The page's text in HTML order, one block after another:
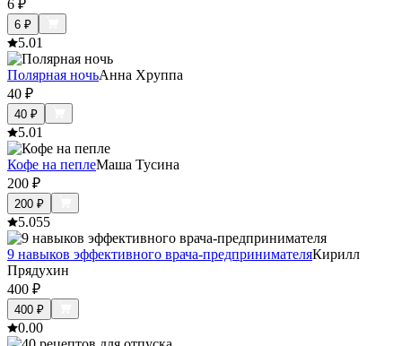
6 ₽
6 ₽
5.01
Полярная ночьАнна Хруппа
40 ₽
40 ₽
5.01
Кофе на пеплеМаша Тусина
200 ₽
200 ₽
5.055
9 навыков эффективного врача-предпринимателяКирилл
Прядухин
400 ₽
400 ₽
0.00